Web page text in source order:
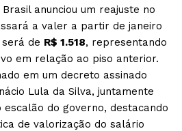
anunciou um reajuste no
a valer a partir de janeiro
de R$ 1.518, representando
em relação ao piso anterior.
em um decreto assinado
Lula da Silva, juntamente
do governo, destacando
de valorização do salário